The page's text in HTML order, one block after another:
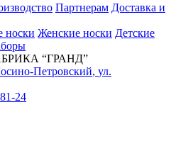
Партнерам Доставка и
носки Женские носки Детские
“ГРАНД”
Петровский, ул.
24